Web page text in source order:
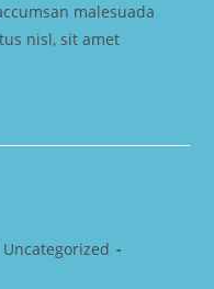
malesuada
nisl, sit amet
Uncategorized